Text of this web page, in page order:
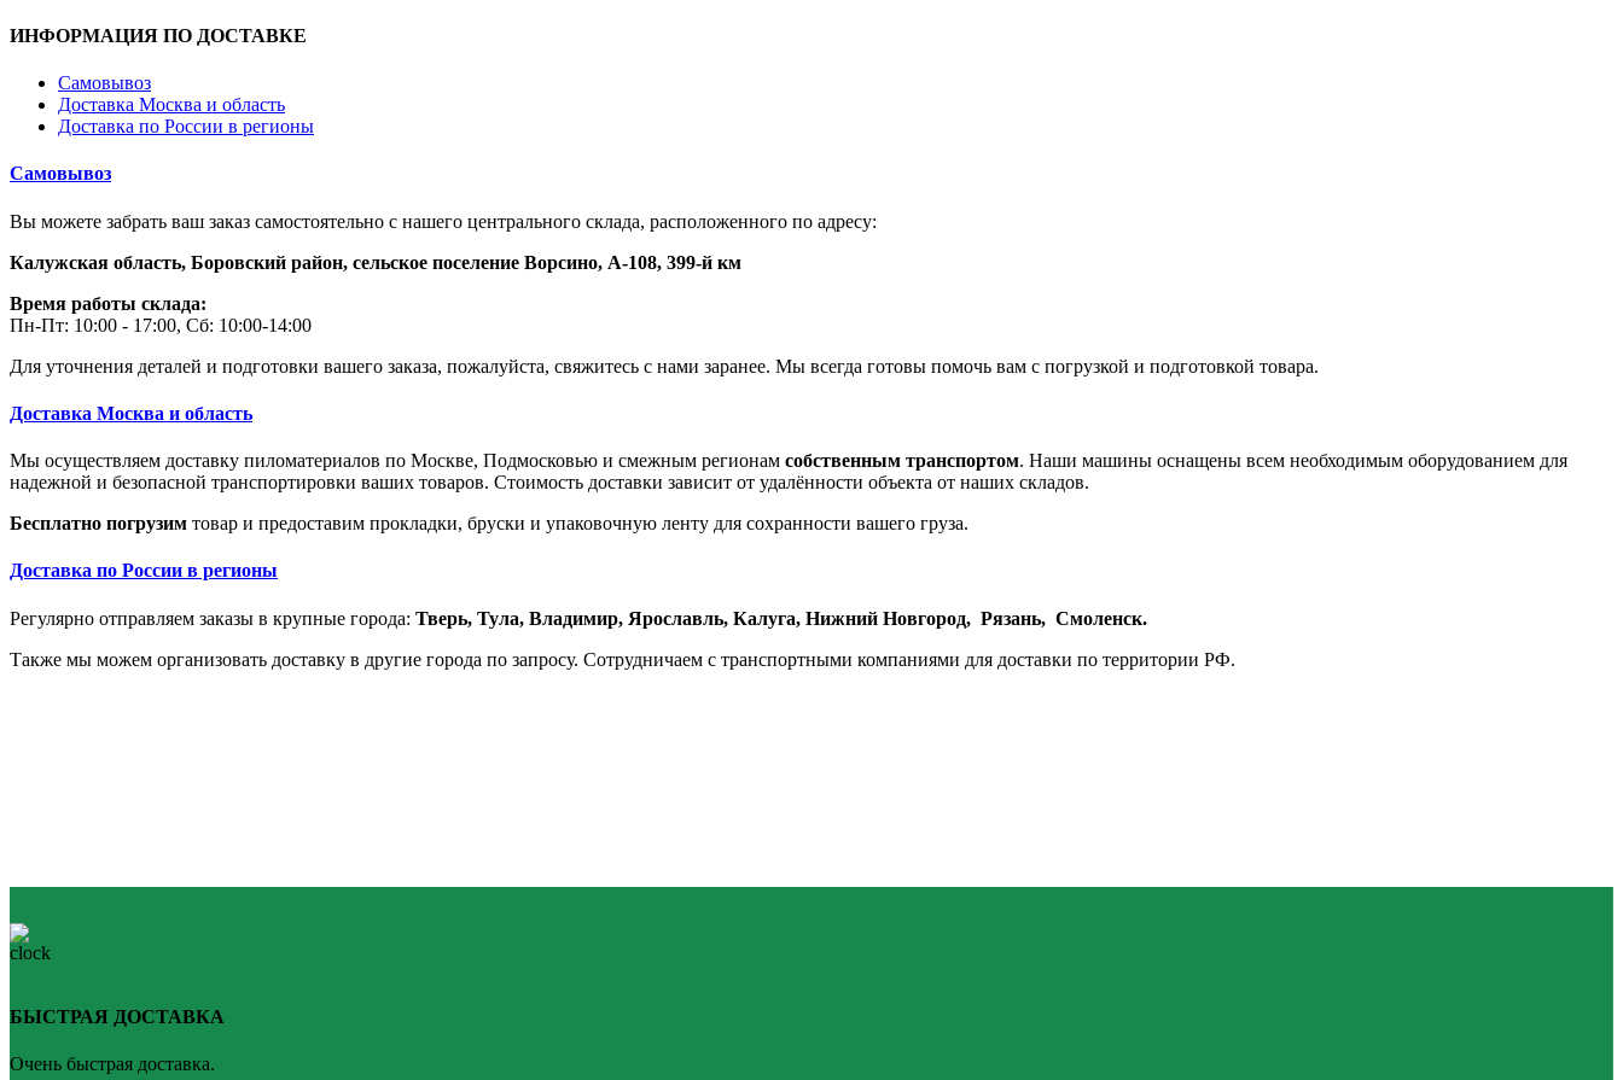
ИНФОРМАЦИЯ ПО ДОСТАВКЕ
Самовывоз
Доставка Москва и область
Доставка по России в регионы
Самовывоз
Вы можете забрать ваш заказ самостоятельно с нашего центрального склада, расположенного по адресу:
Калужская область, Боровский район, сельское поселение Ворсино, А-108, 399-й км
Время работы склада:
Пн-Пт: 10:00 - 17:00, Сб: 10:00-14:00
Для уточнения деталей и подготовки вашего заказа, пожалуйста, свяжитесь с нами заранее. Мы всегда готовы помочь вам с погрузкой и подготовкой товара.
Доставка Москва и область
Мы осуществляем доставку пиломатериалов по Москве, Подмосковью и смежным регионам собственным транспортом. Наши машины оснащены всем необходимым оборудованием для
надежной и безопасной транспортировки ваших товаров. Стоимость доставки зависит от удалённости объекта от наших складов.
Бесплатно погрузим товар и предоставим прокладки, бруски и упаковочную ленту для сохранности вашего груза.
Доставка по России в регионы
Регулярно отправляем заказы в крупные города: Тверь, Тула, Владимир, Ярославль, Калуга, Нижний Новгород, Рязань, Смоленск.
Также мы можем организовать доставку в другие города по запросу. Сотрудничаем с транспортными компаниями для доставки по территории РФ.
БЫСТРАЯ ДОСТАВКА
Очень быстрая доставка.